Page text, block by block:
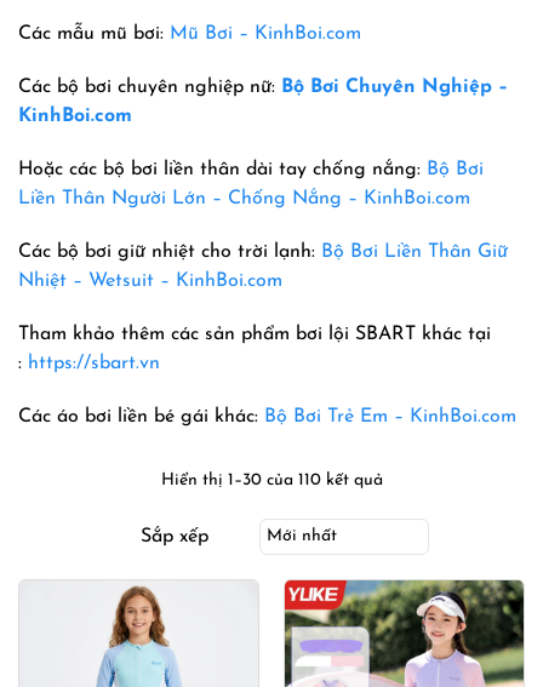
Các mẫu mũ bơi: Mũ Bơi – KinhBoi.com
Các bộ bơi chuyên nghiệp nữ: Bộ Bơi Chuyên Nghiệp –
KinhBoi.com
Hoặc các bộ bơi liền thân dài tay chống nắng: Bộ Bơi
Liền Thân Người Lớn – Chống Nắng – KinhBoi.com
Các bộ bơi giữ nhiệt cho trời lạnh: Bộ Bơi Liền Thân Giữ
Nhiệt – Wetsuit – KinhBoi.com
Tham khảo thêm các sản phẩm bơi lội SBART khác tại
: https://sbart.vn
Các áo bơi liền bé gái khác: Bộ Bơi Trẻ Em – KinhBoi.com
Hiển thị 1–30 của 110 kết quả
Sắp xếp